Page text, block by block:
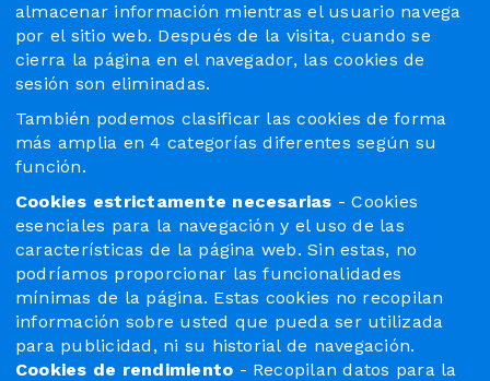
almacenar información mientras el usuario navega
por el sitio web. Después de la visita, cuando se
cierra la página en el navegador, las cookies de
sesión son eliminadas.
También podemos clasificar las cookies de forma
más amplia en 4 categorías diferentes según su
función.
Cookies estrictamente necesarias - Cookies
esenciales para la navegación y el uso de las
características de la página web. Sin estas, no
podríamos proporcionar las funcionalidades
mínimas de la página. Estas cookies no recopilan
información sobre usted que pueda ser utilizada
para publicidad, ni su historial de navegación.
Cookies de rendimiento - Recopilan datos para la